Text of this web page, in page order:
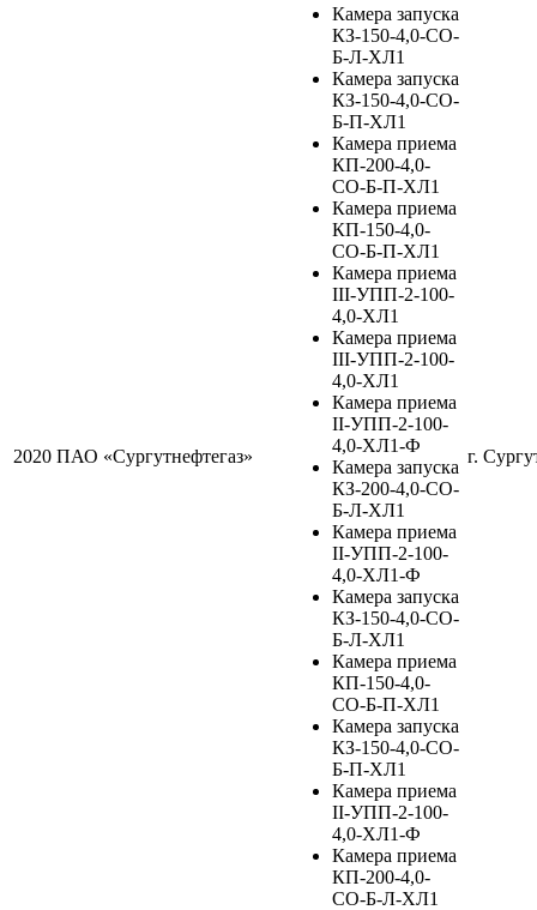
2020 ПАО «Сургутнефтегаз»
Камера запуска
КЗ-150-4,0-СО-
Б-Л-ХЛ1
Камера запуска
КЗ-150-4,0-СО-
Б-П-ХЛ1
Камера приема
КП-200-4,0-
СО-Б-П-ХЛ1
Камера приема
КП-150-4,0-
СО-Б-П-ХЛ1
Камера приема
III-УПП-2-100-
4,0-ХЛ1
Камера приема
III-УПП-2-100-
4,0-ХЛ1
Камера приема
II-УПП-2-100-
4,0-ХЛ1-Ф
Камера запуска
КЗ-200-4,0-СО-
Б-Л-ХЛ1
Камера приема
II-УПП-2-100-
4,0-ХЛ1-Ф
Камера запуска
КЗ-150-4,0-СО-
Б-Л-ХЛ1
Камера приема
КП-150-4,0-
СО-Б-П-ХЛ1
Камера запуска
КЗ-150-4,0-СО-
Б-П-ХЛ1
Камера приема
II-УПП-2-100-
4,0-ХЛ1-Ф
Камера приема
КП-200-4,0-
СО-Б-Л-ХЛ1
г.